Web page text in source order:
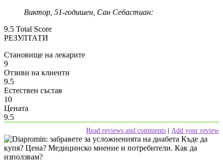
Виктор, 51-годишен, Сан Себастиан:
9.5 Total Score
РЕЗУЛТАТИ
Становище на лекарите
9
Отзиви на клиенти
9.5
Естествен състав
10
Цената
9.5
Add your review
Read reviews and comments